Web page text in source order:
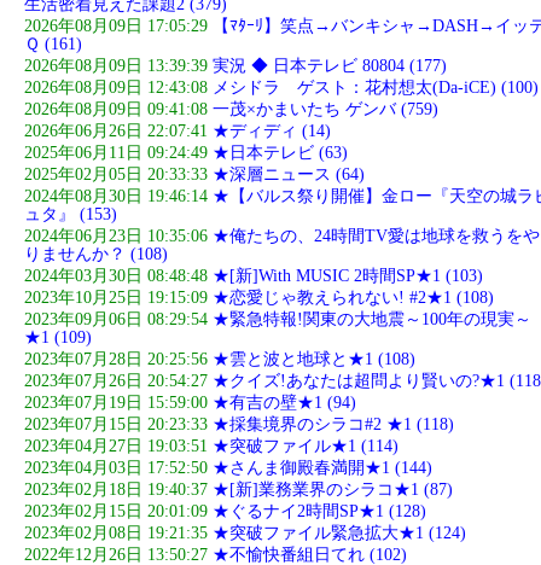
生活密着見えた課題2 (379)
2026年08月09日 17:05:29
【ﾏﾀｰﾘ】笑点→バンキシャ→DASH→イッ
Ｑ (161)
2026年08月09日 13:39:39 実況 ◆ 日本テレビ 80804 (177)
2026年08月09日 12:43:08 メシドラ ゲスト：花村想太(Da-iCE) (100)
2026年08月09日 09:41:08 一茂×かまいたち ゲンバ (759)
2026年06月26日 22:07:41 ★ディディ (14)
2025年06月11日 09:24:49 ★日本テレビ (63)
2025年02月05日 20:33:33 ★深層ニュース (64)
2024年08月30日 19:46:14 ★【バルス祭り開催】金ロー『天空の城ラ
ュタ』 (153)
2024年06月23日 10:35:06 ★俺たちの、24時間TV愛は地球を救うをや
りませんか？ (108)
2024年03月30日 08:48:48 ★[新]With MUSIC 2時間SP★1 (103)
2023年10月25日 19:15:09 ★恋愛じゃ教えられない! #2★1 (108)
2023年09月06日 08:29:54 ★緊急特報!関東の大地震～100年の現実～
★1 (109)
2023年07月28日 20:25:56 ★雲と波と地球と★1 (108)
2023年07月26日 20:54:27 ★クイズ!あなたは超問より賢いの?★1
2023年07月19日 15:59:00 ★有吉の壁★1 (94)
2023年07月15日 20:23:33 ★採集境界のシラコ#2 ★1 (118)
2023年04月27日 19:03:51 ★突破ファイル★1 (114)
2023年04月03日 17:52:50 ★さんま御殿春満開★1 (144)
2023年02月18日 19:40:37 ★[新]業務業界のシラコ★1 (87)
2023年02月15日 20:01:09 ★ぐるナイ2時間SP★1 (128)
2023年02月08日 19:21:35 ★突破ファイル緊急拡大★1 (124)
2022年12月26日 13:50:27 ★不愉快番組日てれ (102)